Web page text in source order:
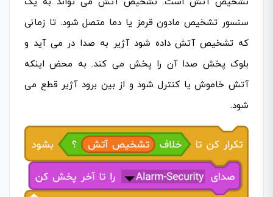
سنسور تشخیص مادون قرمز یا دما متصل شود. تا زمانی
که تشخیص آتش داده شود آژیر به صدا در می آید و
بلوک پخش صدا آن را پخش می کند. به محض اینکه
آتش خاموش یا کنترل شود و از بین برود آژیر قطع می
شود.